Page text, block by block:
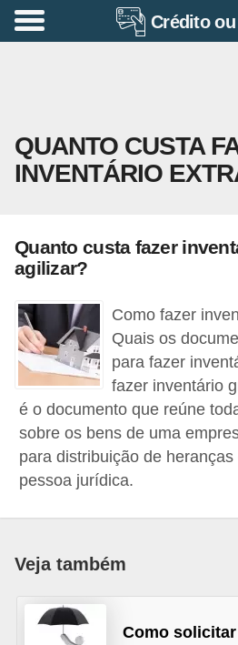
Crédito
QUANTO CUSTA
INVENTÁRIO
Quanto custa fazer
agilizar?
Como fazer
Quais os
para fazer
fazer inventário
é o documento que reúne
sobre os bens de uma
para distribuição de
pessoa jurídica.
Veja também
Como
A
e
n
d
i
a
B
a
n
c
e
n